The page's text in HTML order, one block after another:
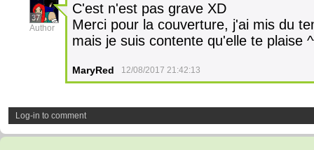
37
Author
C'est n'est pas grave XD
Merci pour la couverture, j'ai mis du
mais je suis contente qu'elle te plaise
MaryRed 12/08/2017 21:42:13
Log-in to comment